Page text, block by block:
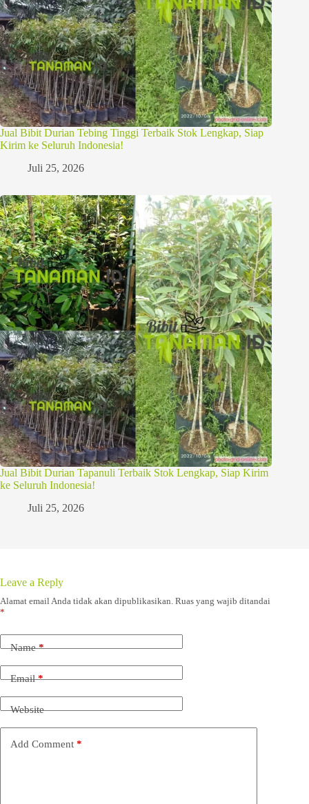
Jual Bibit Durian Tebing Tinggi Terbaik Stok Lengkap, Siap
Kirim ke Seluruh Indonesia!
Juli 25, 2026
Jual Bibit Durian Tapanuli Terbaik Stok Lengkap, Siap Kirim
ke Seluruh Indonesia!
Juli 25, 2026
Leave a Reply
Alamat email Anda tidak akan dipublikasikan. Ruas yang wajib ditandai
*
Name*
Email*
Website
Add Comment *